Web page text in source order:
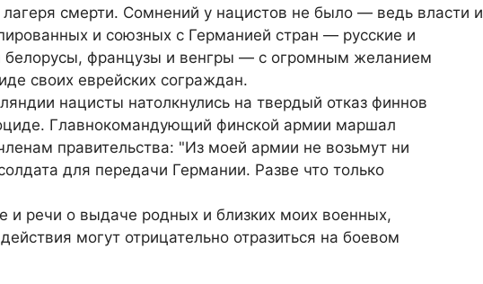
лагеря смерти. Сомнений у нацистов не было — ведь власти и
и союзных с Германией стран — русские и
белорусы, французы и венгры — с огромным желанием
своих еврейских сограждан.
нацисты натолкнулись на твердый отказ финнов
Главнокомандующий финской армии маршал
правительства: "Из моей армии не возьмут ни
для передачи Германии. Разве что только
и речи о выдаче родных и близких моих военных,
могут отрицательно отразиться на боевом